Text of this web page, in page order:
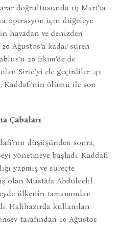
doğrultusunda 19 Mart’ta
operasyon için düğmeye
havadan ve denizden
Ağustos’a kadar süren
20 Ekim’de de
Sirte’yi ele geçirdiler. 42
Kaddafi’nin ölümü ile son
Çabaları
düşüşünden sonra,
yönetmeye başladı. Kaddafi
yapmış ve süreçte
olan Mustafa Abdulcelil
ülkenin tamamından
Halihazırda kullanılan
tarafından 10 Ağustos